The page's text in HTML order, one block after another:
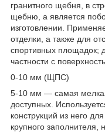
гранитного щебня, в
щебню, а является
изготовлении.
отделки, а также для
спортивных площадок;
частности с
0-10 мм (ЩПС)
5-10 мм — самая
доступных.
конструкций из него
крупного заполнителя,